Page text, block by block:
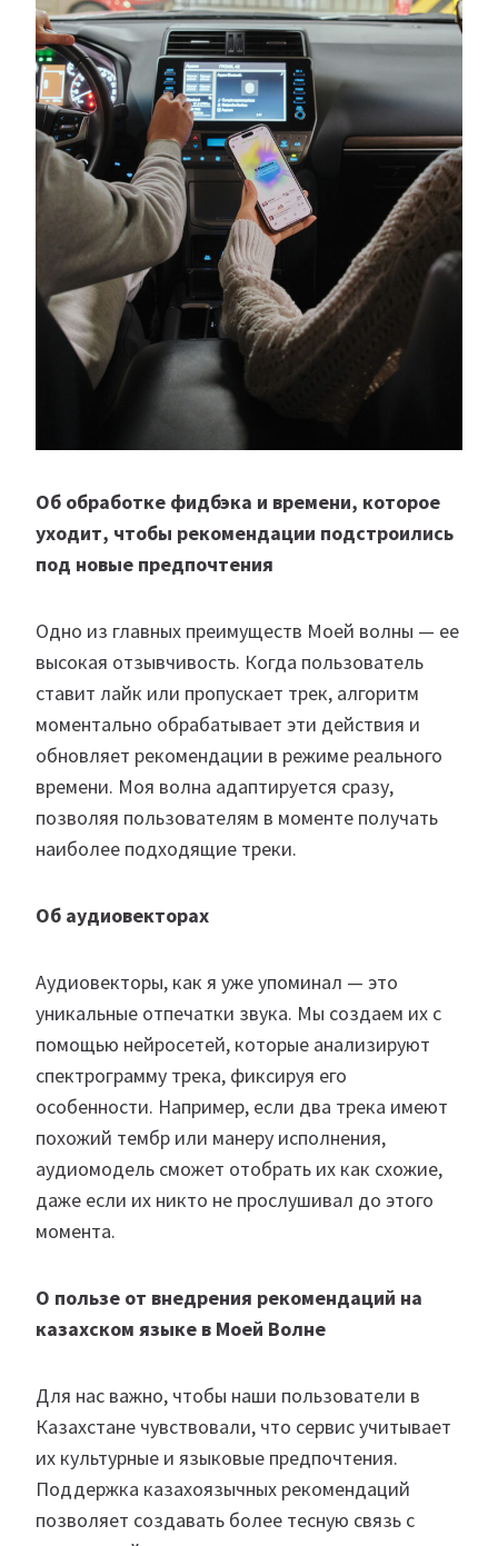
Об обработке фидбэка и времени, которое
уходит, чтобы рекомендации подстроились
под новые предпочтения
Одно из главных преимуществ Моей волны — ее
высокая отзывчивость. Когда пользователь
ставит лайк или пропускает трек, алгоритм
моментально обрабатывает эти действия и
обновляет рекомендации в режиме реального
времени. Моя волна адаптируется сразу,
позволяя пользователям в моменте получать
наиболее подходящие треки.
Об аудиовекторах
Аудиовекторы, как я уже упоминал — это
уникальные отпечатки звука. Мы создаем их с
помощью нейросетей, которые анализируют
спектрограмму трека, фиксируя его
особенности. Например, если два трека имеют
похожий тембр или манеру исполнения,
аудиомодель сможет отобрать их как схожие,
даже если их никто не прослушивал до этого
момента.
О пользе от внедрения рекомендаций на
казахском языке в Моей Волне
Для нас важно, чтобы наши пользователи в
Казахстане чувствовали, что сервис учитывает
их культурные и языковые предпочтения.
Поддержка казахоязычных рекомендаций
позволяет создавать более тесную связь с